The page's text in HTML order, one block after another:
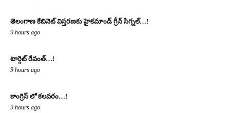
తెలంగాణ కేబినెట్ విస్తరణకు హైకమాండ్ గ్రీన్ సిగ్నల్…!
9 hours ago
టార్గెట్ రేవంత్…!
9 hours ago
కాంగ్రెస్ లో కలవరం…!
9 hours ago